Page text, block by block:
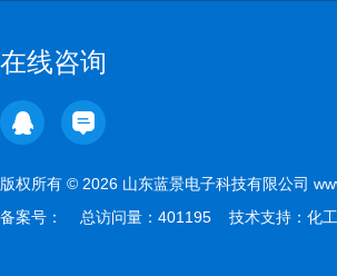
在线咨询
版权所有 © 2026 山东蓝景电子科技有限公司
备案号：
总访问量：401195 技术支持： 化